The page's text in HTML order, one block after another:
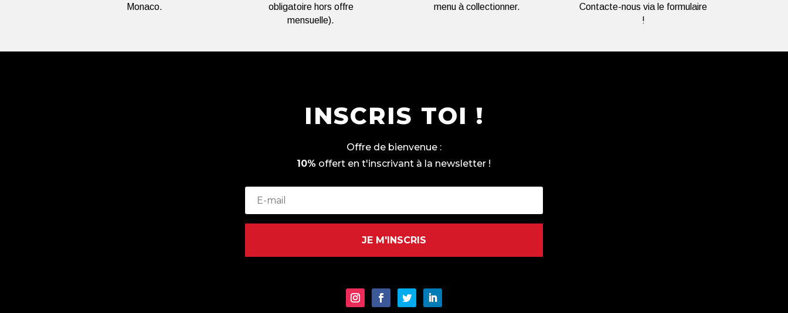
Monaco.
obligatoire hors offre
mensuelle).
menu à collectionner.
Contacte-nous via le formulaire
!
INSCRIS TOI !
Offre de bienvenue :
10% offert en t'inscrivant à la newsletter !
JE M'INSCRIS